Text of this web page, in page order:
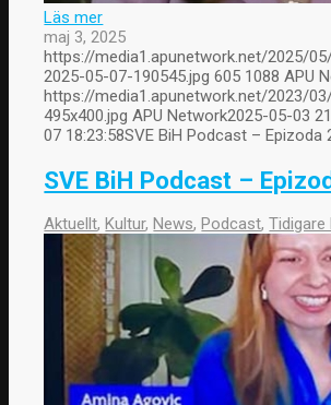
Läs mer
maj 3, 2025
https://media1.apunetwork.net/2025/
2025-05-07-190545.jpg 605 1088 APU
https://media1.apunetwork.net/2023/
495x400.jpg APU Network2025-05-03
07 18:23:58SVE BiH Podcast – Epizoda
SVE BiH Podcast –
Aktuellt, Kultur, News, Podcast,Tidigare